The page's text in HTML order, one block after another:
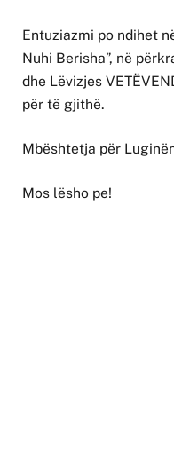
Entuziazmi po ndihet
Nuhi Berisha”, në
dhe Lëvizjes
për të gjithë.
Mbështetja për
Mos lësho pe!